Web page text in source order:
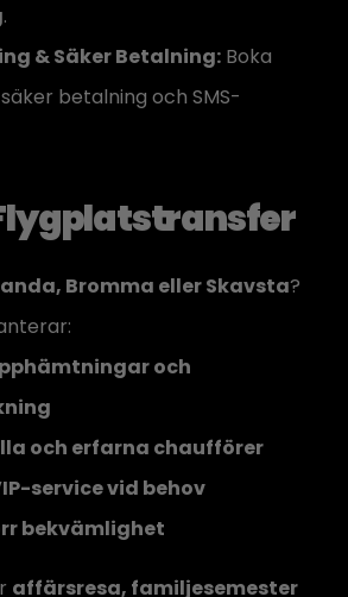
.
& Säker Betalning: Boka
betalning och SMS-
Bromma eller Skavsta?
och
och erfarna chaufförer
service vid behov
bekvämlighet
affärsresa, familjesemester